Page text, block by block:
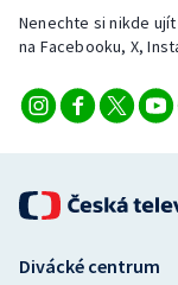
Short track
Sportovní
Stolní tenis
Triatlon
Veslování
Nenechte si nikde
na Facebooku, X,
Divácké centrum